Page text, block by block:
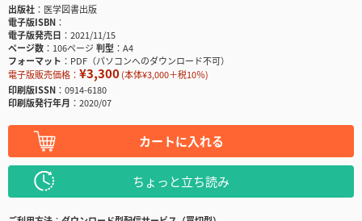
出版社
医学図書出版
電子版ISBN
電子版発売日
2021/11/15
ページ数
106ページ判型
A4
フォーマット
PDF（パソコンへのダウンロード不可）
電子版販売価格： ¥3,300(本体¥3,000＋税10％)
印刷版ISSN
0914-6180
印刷版発行年月
2020/07
カートに入れる
ちょっと立ち読み